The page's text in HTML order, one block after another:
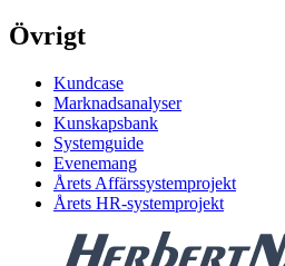
Övrigt
Kundcase
Marknadsanalyser
Kunskapsbank
Systemguide
Evenemang
Årets Affärssystemprojekt
Årets HR-systemprojekt